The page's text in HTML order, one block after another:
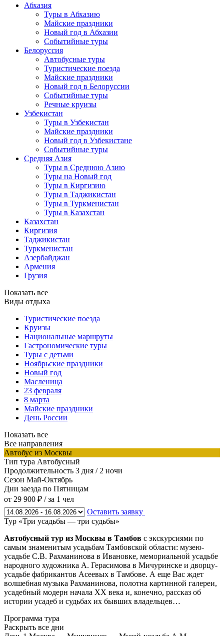
Абхазия
Туры в Абхазию
Майские праздники
Новый год в Абхазии
Событийные туры
Белоруссия
Автобусные туры
Туристические поезда
Майские праздники
Новый год в Белоруссии
Событийные туры
Речные круизы
Узбекистан
Туры в Узбекистан
Майские праздники
Новый год в Узбекистане
Событийные туры
Средняя Азия
Туры в Среднюю Азию
Туры на Новый год
Туры в Киргизию
Туры в Таджикистан
Туры в Туркменистан
Туры в Казахстан
Казахстан
Киргизия
Таджикистан
Туркменистан
Азербайджан
Армения
Грузия
Показать все
Виды отдыха
Туристические поезда
Круизы
Национальные маршруты
Гастрономические туры
Туры с детьми
Ноябрьские праздники
Новый год
Масленица
23 февраля
8 марта
Майские праздники
День России
Показать все
Все направления
Автобус из Москвы
Тип тура Автобусный
Продолжительность 3 дня / 2 ночи
Сезон Май-Октябрь
Дни заезда по Пятницам
от 29 900 ₽ / за 1 чел
Оставить заявку
Тур «Три усадьбы — три судьбы»
Автобусный тур из Москвы в Тамбов с экскурсиями по
самым знаменитым усадьбам Тамбовской области: музею-
усадьбе С.В. Рахманинова в Ивановке, мемориальной усадьбе
народного художника А. Герасимова в Мичуринске и дворцу-
усадьбе фабрикантов Асеевых в Тамбове. А еще Вас ждет
волшебная музыка Рахманинова, полотна картинной галереи,
усадебный модерн начала XX века и, конечно, рассказ об
истории усадеб и судьбах их бывших владельцев…
Программа тура
Раскрыть все дни